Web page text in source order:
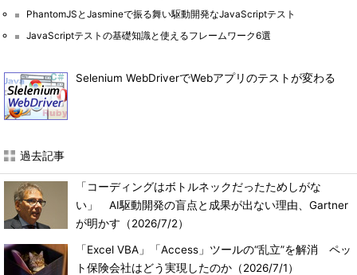
PhantomJSとJasmineで振る舞い駆動開発なJavaScriptテスト
JavaScriptテストの基礎知識と使えるフレームワーク6選
Selenium WebDriverでWebアプリのテストが変わる
過去記事
「コーディングはボトルネックだったためしがな
い」 AI駆動開発の盲点と成果が出ない理由、Gartner
が明かす （2026/7/2）
「Excel VBA」「Access」ツールの“乱立”を解消 ペッ
ト保険会社はどう実現したのか （2026/7/1）